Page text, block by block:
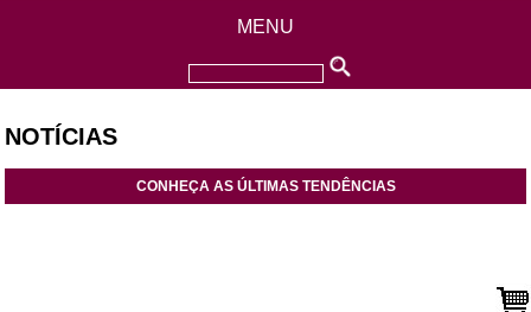
MENU
NOTÍCIAS
CONHEÇA AS ÚLTIMAS TENDÊNCIAS